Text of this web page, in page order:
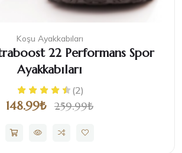
Koşu Ayakkabıları
22 Performans Spor
Ayakkabıları
(2)
148.99₺ 259.99₺